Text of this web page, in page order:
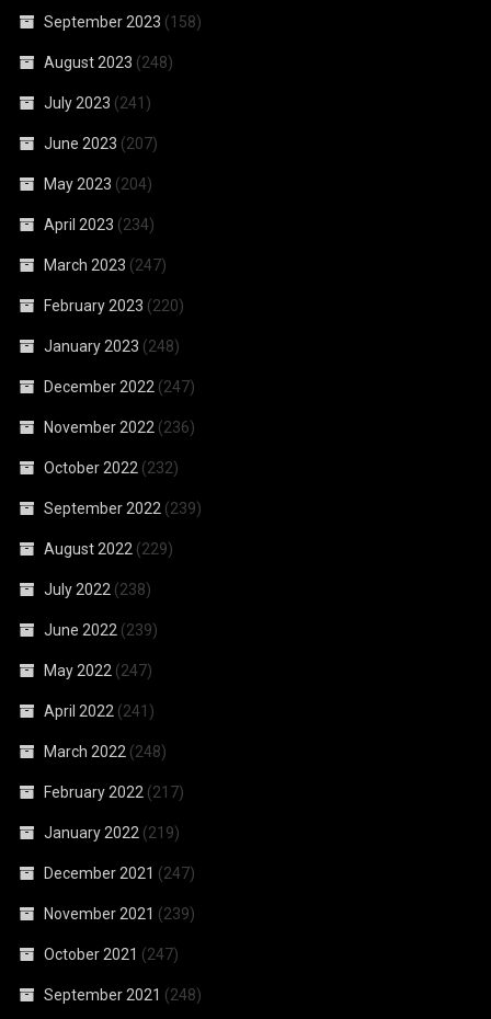
September 2023 (158)
August 2023 (248)
July 2023 (241)
June 2023 (207)
May 2023 (204)
April 2023 (234)
March 2023 (247)
February 2023 (220)
January 2023 (248)
December 2022 (247)
November 2022 (236)
October 2022 (232)
September 2022 (239)
August 2022 (229)
July 2022 (238)
June 2022 (239)
May 2022 (247)
April 2022 (241)
March 2022 (248)
February 2022 (217)
January 2022 (219)
December 2021 (247)
November 2021 (239)
October 2021 (247)
September 2021 (248)